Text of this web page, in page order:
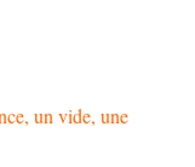
un vide, une